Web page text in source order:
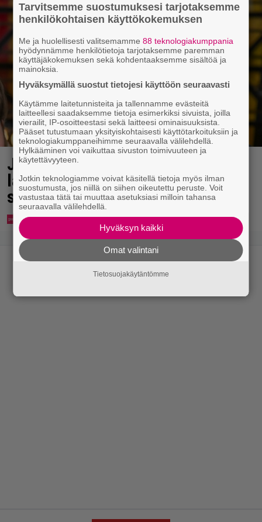
Jani Sievinen kokosi
lapsikatraansa yhteen – ”Minun
suurin perintöni heille”
Tarvitsemme suostumuksesi tarjotaksemme
henkilökohtaisen käyttökokemuksen
Me ja huolellisesti valitsemamme88 teknologiakumppania
hyödynnämme henkilötietoja tarjotaksemme paremman
käyttäjäkokemuksen sekä kohdentaaksemme sisältöä ja
mainoksia.
Hyväksymällä suostut tietojesi käyttöön seuraavasti
Käytämme laitetunnisteita ja tallennamme evästeitä
laitteellesi saadaksemme tietoja esimerkiksi sivuista, joilla
vierailit, IP-osoitteestasi sekä laitteesi ominaisuuksista.
Pääset tutustumaan yksityiskohtaisesti käyttötarkoituksiin ja
teknologiakumppaneihimme seuraavalla välilehdellä.
Hylkääminen voi vaikuttaa sivuston toimivuuteen ja
käytettävyyteen.
Jotkin teknologiamme voivat käsitellä tietoja myös ilman
suostumusta, jos niillä on siihen oikeutettu peruste. Voit
vastustaa tätä tai muuttaa asetuksiasi milloin tahansa
seuraavalla välilehdellä.
Hyväksyn kaikki
Omat valintani
Tietosuojakäytäntömme